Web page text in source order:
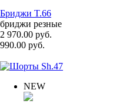
Бриджи T.66
бриджи резные
2 970.00 руб.
990.00 руб.
NEW